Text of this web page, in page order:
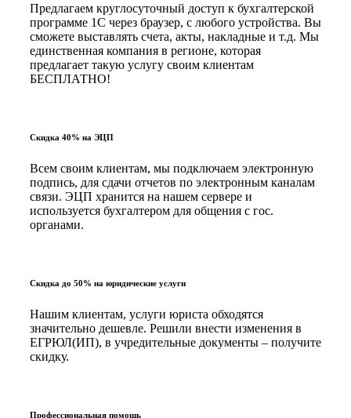
Предлагаем круглосуточный доступ к бухгалтерской
программе 1С через браузер, с любого устройства. Вы
сможете выставлять счета, акты, накладные и т.д. Мы
единственная компания в регионе, которая
предлагает такую услугу своим клиентам
БЕСПЛАТНО!
Скидка 40% на ЭЦП
Всем своим клиентам, мы подключаем электронную
подпись, для сдачи отчетов по электронным каналам
связи. ЭЦП хранится на нашем сервере и
используется бухгалтером для общения с гос.
органами.
Скидка до 50% на юридические услуги
Нашим клиентам, услуги юриста обходятся
значительно дешевле. Решили внести изменения в
ЕГРЮЛ(ИП), в учредительные документы – получите
скидку.
Профессиональная помощь